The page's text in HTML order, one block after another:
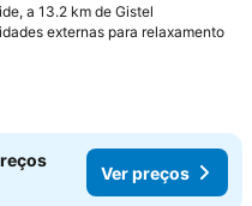
a 13.2 km de Gistel
externas para relaxamento
Ver preços